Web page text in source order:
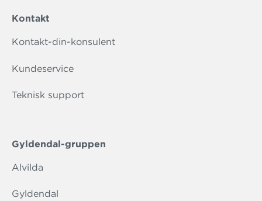
Kontakt
Kontakt-din-konsulent
Kundeservice
Teknisk support
Gyldendal-gruppen
Alvilda
Gyldendal